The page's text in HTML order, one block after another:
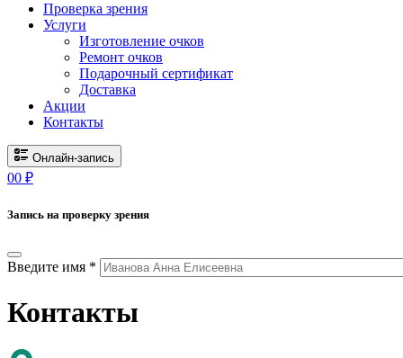
Проверка зрения
Услуги
Изготовление очков
Ремонт очков
Подарочный сертификат
Доставка
Акции
Контакты
Онлайн-запись
00 ₽
Запись на проверку зрения
Введите имя *
Контакты